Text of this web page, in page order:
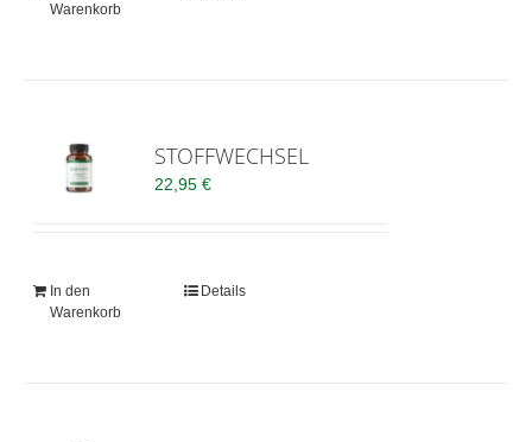
Warenkorb
STOFFWECHSEL
22,95€
In den
Warenkorb
Details